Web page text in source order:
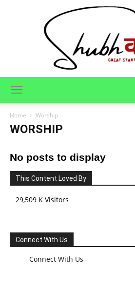
Home Worship
WORSHIP
No posts to display
This Content Loved By
29,509 K Visitors
Connect With Us
Connect With Us